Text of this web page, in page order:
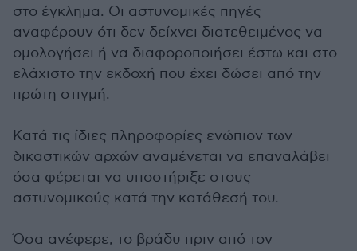
στο έγκλημα. Οι αστυνομικές πηγές
αναφέρουν ότι δεν δείχνει διατεθειμένος να
ομολογήσει ή να διαφοροποιήσει έστω και στο
ελάχιστο την εκδοχή που έχει δώσει από την
πρώτη στιγμή.
Κατά τις ίδιες πληροφορίες ενώπιον των
δικαστικών αρχών αναμένεται να επαναλάβει
όσα φέρεται να υποστήριξε στους
αστυνομικούς κατά την κατάθεσή του.
Όσα ανέφερε, το βράδυ πριν από τον